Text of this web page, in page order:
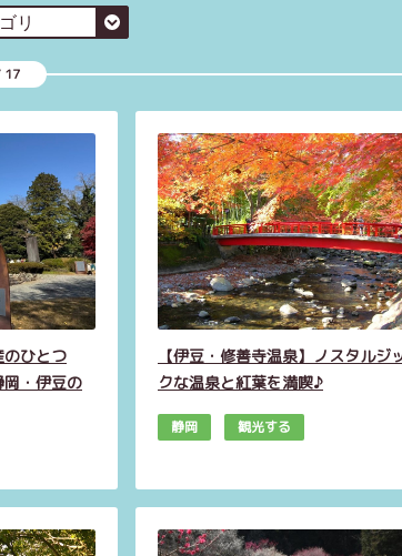
17
のひとつ
岡・伊豆の
【伊豆・修善寺温泉】ノスタルジ
クな温泉と紅葉を満喫♪
静岡 観光する